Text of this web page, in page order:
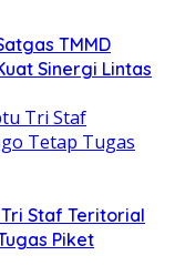
TMMD
Sinergi Lintas
Staf Teritorial
Piket